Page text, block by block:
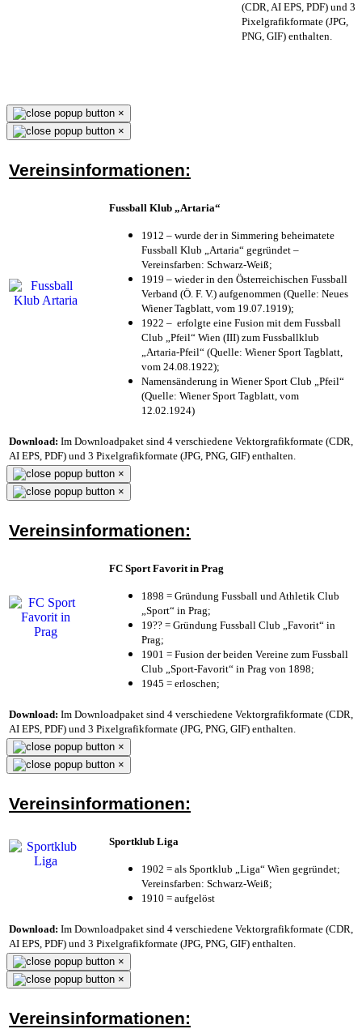
(CDR, AI EPS, PDF) und 3
Pixelgrafikformate (JPG,
PNG, GIF) enthalten.
×
×
Vereinsinformationen:
Fussball Klub „Artaria“
1912 – wurde der in Simmering beheimatete
Fussball Klub „Artaria“ gegründet –
Vereinsfarben: Schwarz-Weiß;
1919 – wieder in den Österreichischen Fussball
Verband (Ö. F. V.) aufgenommen (Quelle: Neues
Wiener Tagblatt, vom 19.07.1919);
1922 – erfolgte eine Fusion mit dem Fussball
Club „Pfeil“ Wien (III) zum Fussballklub
„Artaria-Pfeil“ (Quelle: Wiener Sport Tagblatt,
vom 24.08.1922);
Namensänderung in Wiener Sport Club „Pfeil“
(Quelle: Wiener Sport Tagblatt, vom
12.02.1924)
Download: Im Downloadpaket sind 4 verschiedene Vektorgrafikformate (CDR,
AI EPS, PDF) und 3 Pixelgrafikformate (JPG, PNG, GIF) enthalten.
×
×
Vereinsinformationen:
FC Sport Favorit in Prag
1898 = Gründung Fussball und Athletik Club
„Sport“ in Prag;
19?? = Gründung Fussball Club „Favorit“ in
Prag;
1901 = Fusion der beiden Vereine zum Fussball
Club „Sport-Favorit“ in Prag von 1898;
1945 = erloschen;
Download: Im Downloadpaket sind 4 verschiedene Vektorgrafikformate (CDR,
AI EPS, PDF) und 3 Pixelgrafikformate (JPG, PNG, GIF) enthalten.
×
×
Vereinsinformationen:
Sportklub Liga
1902 = als Sportklub „Liga“ Wien gegründet;
Vereinsfarben: Schwarz-Weiß;
1910 = aufgelöst
Download: Im Downloadpaket sind 4 verschiedene Vektorgrafikformate (CDR,
AI EPS, PDF) und 3 Pixelgrafikformate (JPG, PNG, GIF) enthalten.
×
×
Vereinsinformationen: